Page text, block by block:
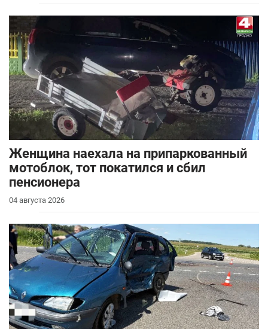
Женщина наехала на припаркованный
мотоблок, тот покатился и сбил
пенсионера
04 августа 2026